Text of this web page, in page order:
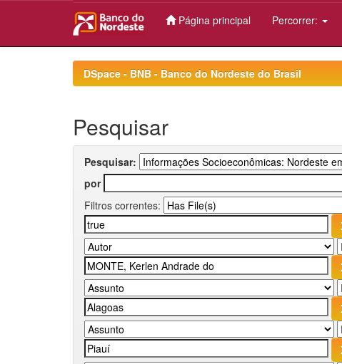
Página principal Percorrer:
DSpace - BNB - Banco do Nordeste do Brasil
Pesquisar
Pesquisar:
por
Filtros correntes: